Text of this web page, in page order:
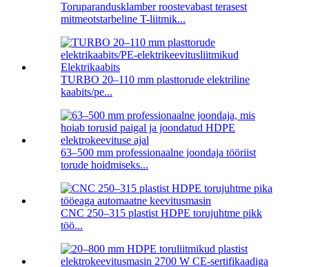
Toruparandusklamber roostevabast terasest
mitmeotstarbeline T-liitmik...
TURBO 20–110 mm plasttorude elektriline
kaabits/pe...
63–500 mm professionaalne joondaja tööriist
torude hoidmiseks...
CNC 250–315 plastist HDPE torujuhtme pikk
töö...